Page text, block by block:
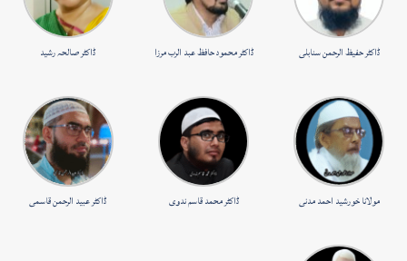
ڈاکٹر حفیظ الرحمن سنابلی ڈاکٹر محمود حافظ عبد الرب مرزا ڈاکٹر صالحہ رشید
مولانا خورشید احمد مدنی ڈاکٹر محمد قاسم ندوی ڈاکٹر عبید الرحمن قاسمی